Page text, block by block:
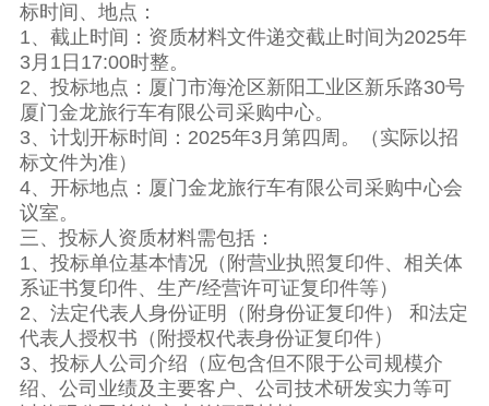
标时间、地点：
1、截止时间：资质材料文件递交截止时间为2025年
3月1日17:00时整。
2、投标地点：厦门市海沧区新阳工业区新乐路30号
厦门金龙旅行车有限公司采购中心。
3、计划开标时间：2025年3月第四周。（实际以招
标文件为准）
4、开标地点：厦门金龙旅行车有限公司采购中心会
议室。
三、投标人资质材料需包括：
1、投标单位基本情况（附营业执照复印件、相关体
系证书复印件、生产/经营许可证复印件等）
2、法定代表人身份证明（附身份证复印件） 和法定
代表人授权书（附授权代表身份证复印件）
3、投标人公司介绍（应包含但不限于公司规模介
绍、公司业绩及主要客户、公司技术研发实力等可